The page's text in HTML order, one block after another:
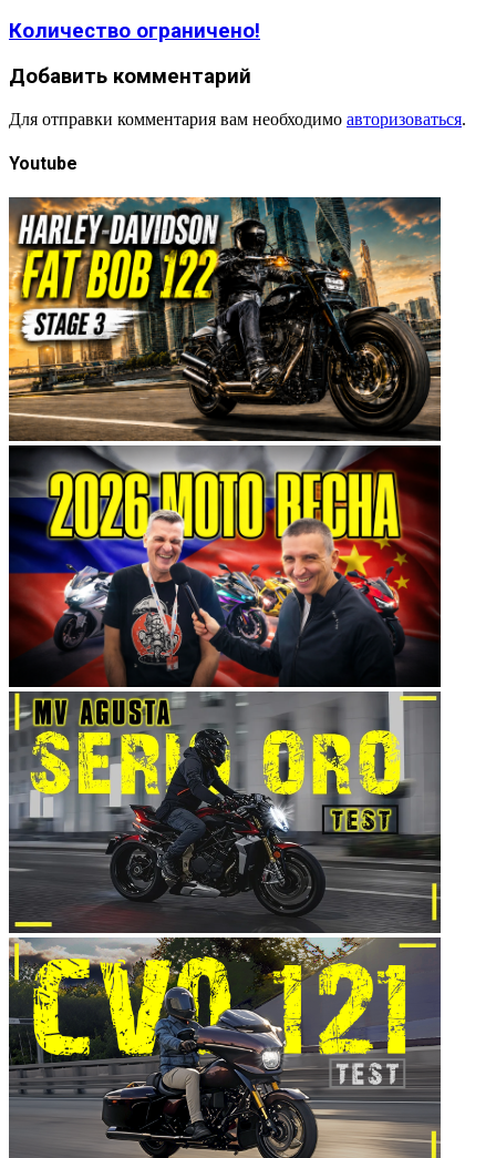
Количество ограничено!
Добавить комментарий
Для отправки комментария вам необходимо авторизоваться.
Youtube